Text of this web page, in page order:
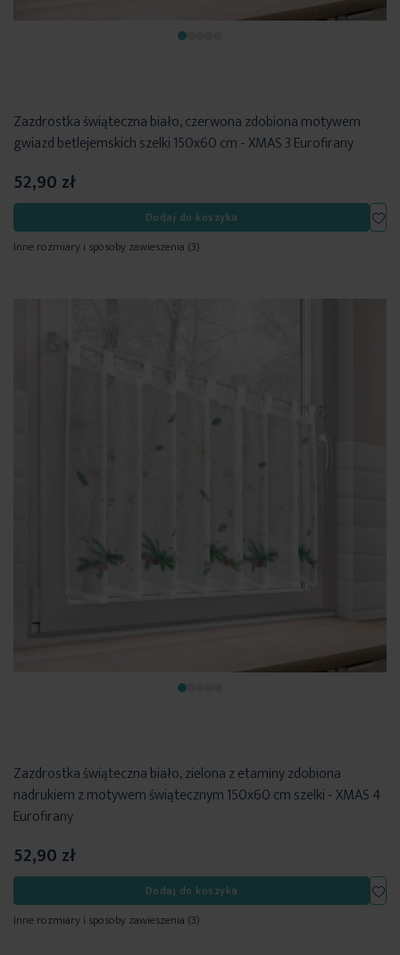
Zazdrostka świąteczna biało, czerwona zdobiona motywem
gwiazd betlejemskich szelki 150x60 cm - XMAS 3 Eurofirany
52,90 zł
Dodaj do koszyka
Inne rozmiary i sposoby zawieszenia (3)
Zazdrostka świąteczna biało, zielona z etaminy zdobiona
nadrukiem z motywem świątecznym 150x60 cm szelki - XMAS 4
Eurofirany
52,90 zł
Dodaj do koszyka
Inne rozmiary i sposoby zawieszenia (3)